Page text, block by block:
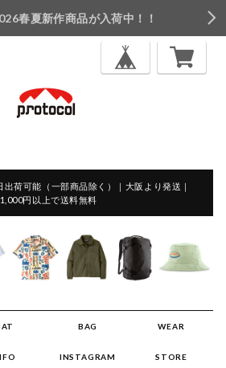
春夏新作商品が入荷中！！
荷可能（一部商品除く）｜大阪より発送｜
円以上で送料無料
BAG WEAR
INSTAGRAM STORE